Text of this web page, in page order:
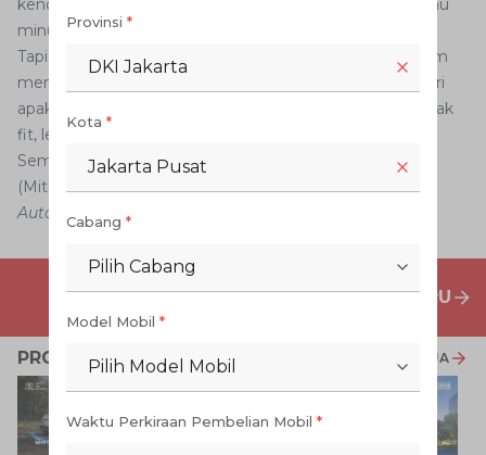
kendaraan hanya agar konsentrasi dengan makanan atau
minuman.
Tapi sebenarnya yang seharusnya Anda lakukan sebelum
memutuskan untuk mengemudi adalah meyakinkan diri
apakah Anda fit untuk mengemudi atau tidak. Kalau tidak
fit, lebih baik jangan berada di balik kemudi ya.
Semoga bermanfaat.
(Mitha Purnama Dewi)
Auto2000
PENAWARAN MOBIL BARU
PROMO TERKAIT LIHAT SEMUA
Provinsi *
DKI Jakarta
Kota *
Jakarta Pusat
Cabang *
Pilih Cabang
Model Mobil *
Pilih Model Mobil
Waktu Perkiraan Pembelian Mobil *